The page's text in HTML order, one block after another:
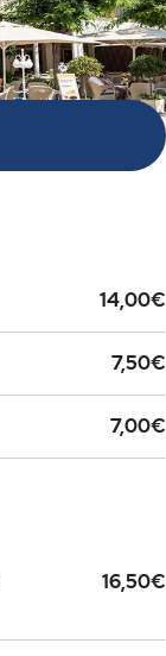
14,00€
7,50€
7,00€
16,50€